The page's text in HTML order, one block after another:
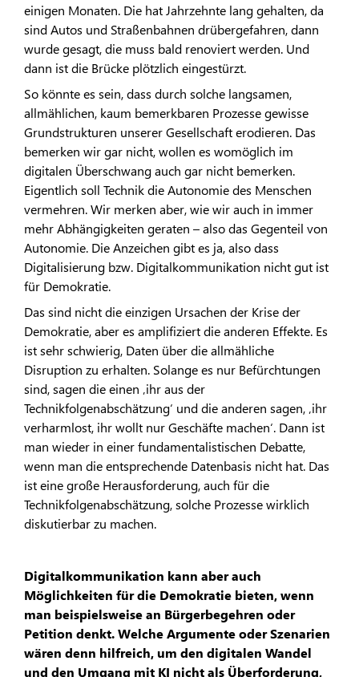
einigen Monaten. Die hat Jahrzehnte lang gehalten, da
sind Autos und Straßenbahnen drübergefahren, dann
wurde gesagt, die muss bald renoviert werden. Und
dann ist die Brücke plötzlich eingestürzt.
So könnte es sein, dass durch solche langsamen,
allmählichen, kaum bemerkbaren Prozesse gewisse
Grundstrukturen unserer Gesellschaft erodieren. Das
bemerken wir gar nicht, wollen es womöglich im
digitalen Überschwang auch gar nicht bemerken.
Eigentlich soll Technik die Autonomie des Menschen
vermehren. Wir merken aber, wie wir auch in immer
mehr Abhängigkeiten geraten – also das Gegenteil von
Autonomie. Die Anzeichen gibt es ja, also dass
Digitalisierung bzw. Digitalkommunikation nicht gut ist
für Demokratie.
Das sind nicht die einzigen Ursachen der Krise der
Demokratie, aber es amplifiziert die anderen Effekte. Es
ist sehr schwierig, Daten über die allmähliche
Disruption zu erhalten. Solange es nur Befürchtungen
sind, sagen die einen ‚ihr aus der
Technikfolgenabschätzung‘ und die anderen sagen, ‚ihr
verharmlost, ihr wollt nur Geschäfte machen‘. Dann ist
man wieder in einer fundamentalistischen Debatte,
wenn man die entsprechende Datenbasis nicht hat. Das
ist eine große Herausforderung, auch für die
Technikfolgenabschätzung, solche Prozesse wirklich
diskutierbar zu machen.
Digitalkommunikation kann aber auch
Möglichkeiten für die Demokratie bieten, wenn
man beispielsweise an Bürgerbegehren oder
Petition denkt. Welche Argumente oder Szenarien
wären denn hilfreich, um den digitalen Wandel
und den Umgang mit KI nicht als Überforderung,